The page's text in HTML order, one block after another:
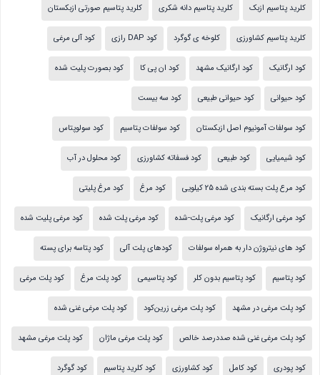
کلرید پتاسیم ازبک کلرید پتاسیم دانه شکری کلرید پتاسیم صورتی ازبکستان
کلرید پتاسیم کشاورزی کلوخه ی گوگرد کود DAP رازی کود آلی مرغی
کود ارگانیک کود ارگانیک مشهد کود ان پی کا کود بصورت پلیت شده
کود حیوانی کود حیوانی طبیعی کود سه بیست
کود سولفات آمونیوم اصل ازبکستان کود سولفات پتاسیم کود سولوپتاس
کود شیمیایی کود طبیعی کود فسفاته کشاورزی کود محلول در آب
کود مرع پلت بسته بندی شده 25 کیلویی کود مرغ کود مرغ پلیتی
کود مرغی ارگانیک کود مرغی پلت-شده کود مرغی پلت شده کود مرغی پلیت شده
کود های نیتروژن دار به همراه سولفات کودهای پلت آلی کود پتاسه برای پسته
کود پتاسیم کود پتاسیم بدون کلر کود پتاسیمی کود پلت مرغ کود پلت مرغی
کود پلت مرغی در مشهد کود پلت مرغی زرین‌کود کود پلت مرغی غنی شده
کود پلت مرغی غنی شده صددرصد خالص کود پلت مرغی ماژان کود پلت مرغی مشهد
کود پودری کود کامل کود کشاورزی کود کلرید پتاسیم کود گوگرد